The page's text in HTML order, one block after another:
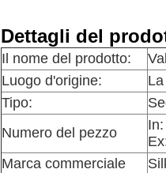
Dettagli del
Il nome del prodotto:
Luogo d'origine:
Tipo:
Numero del pezzo
In:
Marca commerciale